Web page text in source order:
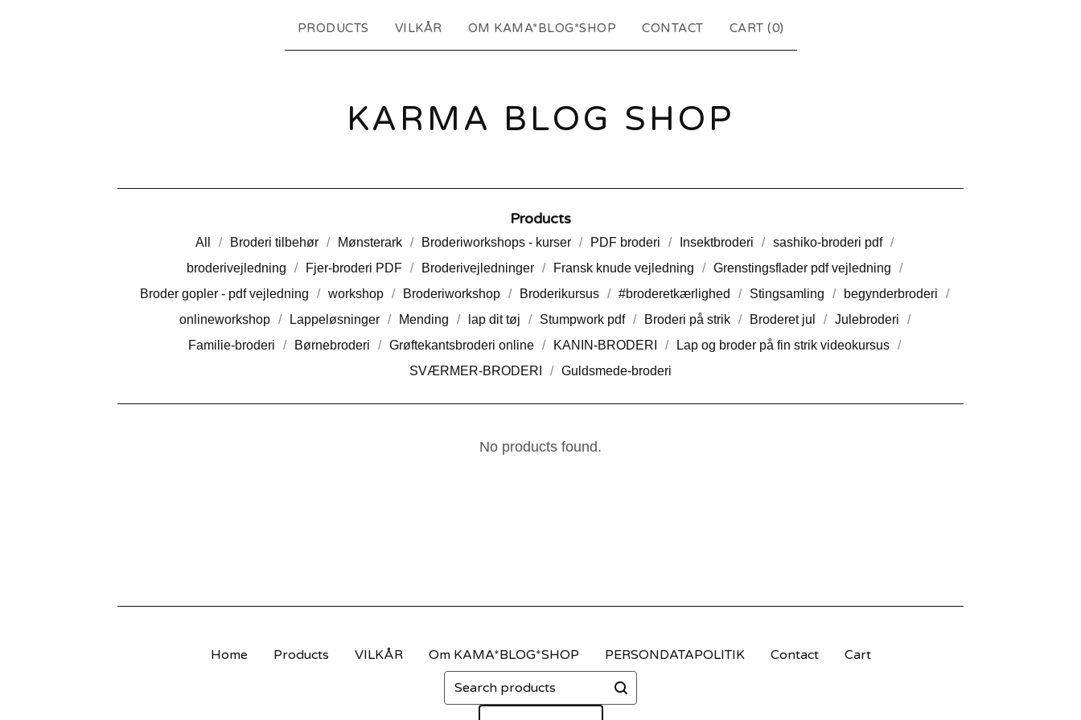
PRODUCTS VILKÅR OM KAMA*BLOG*SHOP CONTACT CART (0)
KARMA BLOG SHOP
Products
All Broderi tilbehør Mønsterark Broderiworkshops - kurser PDF broderi Insektbroderi
sashiko-broderi pdf
broderivejledning
Fjer-broderi PDF Broderivejledninger Fransk knude vejledning
Grenstingsflader pdf vejledning
Broder gopler - pdf vejledning
workshop Broderiworkshop Broderikursus #broderetkærlighed Stingsamling
begynderbroderi
onlineworkshop
Lappeløsninger Mending lap dit tøj Stumpwork pdf Broderi på strik Broderet jul
Julebroderi
Familie-broderi
Børnebroderi Grøftekantsbroderi online KANIN-BRODERI
Lap og broder på fin strik videokursus
SVÆRMER-BRODERI
Guldsmede-broderi
No products found.
Home Products VILKÅR Om KAMA*BLOG*SHOP PERSONDATAPOLITIK Contact
Cart
Search
products